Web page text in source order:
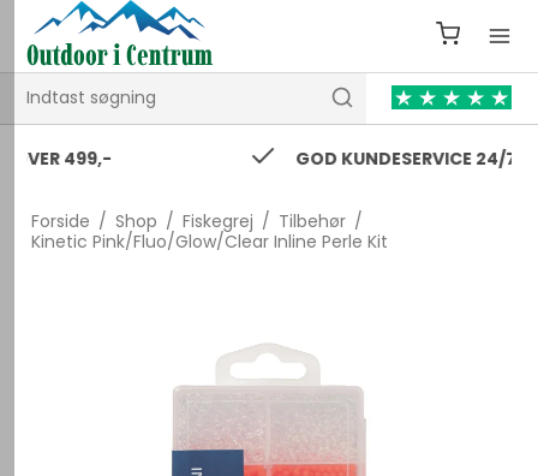
GOD KUNDESERVICE 24/7
Forside / Shop / Fiskegrej / Tilbehør /
Kinetic Pink/Fluo/Glow/Clear Inline Perle Kit